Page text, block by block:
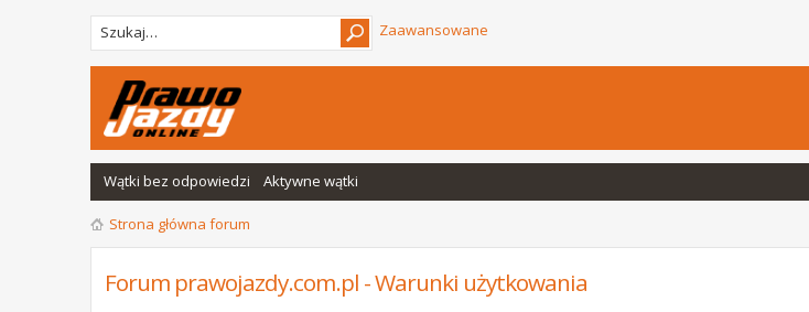
Zaawansowane
Wątki bez odpowiedzi Aktywne wątki
Strona główna forum
Forum prawojazdy.com.pl - Warunki użytkowania